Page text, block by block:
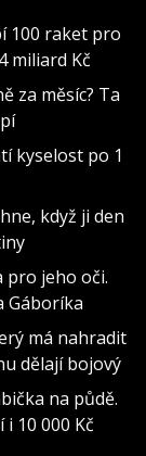
100 raket pro
miliard Kč
za měsíc? Ta
kyselost po 1
když ji den
pro jeho oči.
Gáboríka
má nahradit
dělají bojový
na půdě.
10 000 Kč